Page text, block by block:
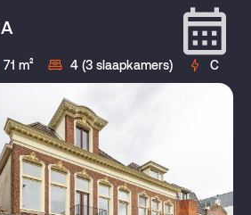
71 m² 4 (3 slaapkamers) C